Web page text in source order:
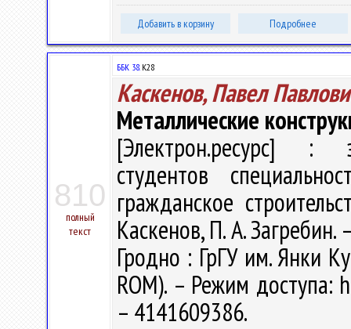
Добавить в корзину Подробнее
810
полный
текст
ББК 38.К28
Каскенов, Павел
Металлические
[Электрон.ресурс] :
студентов
гражданское
Каскенов, П. А.
Гродно : ГрГУ им. Янки
ROM). – Режим доступа:
– 4141609386.